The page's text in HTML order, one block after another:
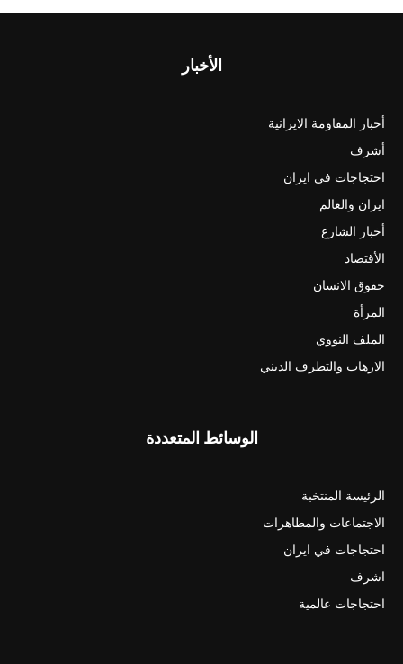
الأخبار
أخبار المقاومة الايرانية
أشرف
احتجاجات في ايران
ايران والعالم
أخبار الشارع
الأقتصاد
حقوق الانسان
المرأة
الملف النووي
الارهاب والتطرف الديني
الوسائط المتعددة
الرئيسة المنتخبة
الاجتماعات والمظاهرات
احتجاجات في ايران
اشرف
احتجاجات عالمية